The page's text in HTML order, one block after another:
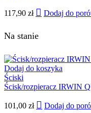
117,90 zł Dodaj do
Na stanie
Dodaj do koszyka
Ściski
Ścisk/rozpieracz IRWIN
101,00 zł Dodaj do